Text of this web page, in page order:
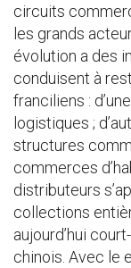
circuits
les grands
évolution a des
conduisent à
franciliens :
logistiques ;
structures
commerces
distributeurs
collections
aujourd’hui
chinois. Avec le